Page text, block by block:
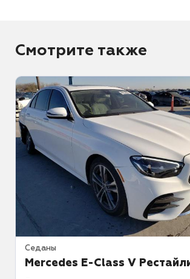
Смотрите также
Седаны
Mercedes E-Class V